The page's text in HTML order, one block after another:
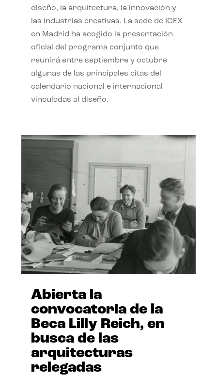
diseño, la arquitectura, la innovación y
las industrias creativas. La sede de ICEX
en Madrid ha acogido la presentación
oficial del programa conjunto que
reunirá entre septiembre y octubre
algunas de las principales citas del
calendario nacional e internacional
vinculadas al diseño.
Abierta la
convocatoria de la
Beca Lilly Reich, en
busca de las
arquitecturas
relegadas